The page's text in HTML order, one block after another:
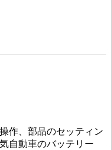
作、部品のセッティン
自動車のバッテリー